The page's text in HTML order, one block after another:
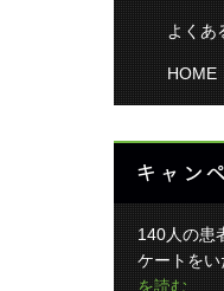
よくあ
HOME
キャン
140人の患
ケートをい
を読む